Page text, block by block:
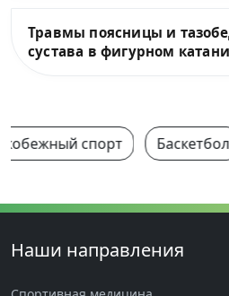
Травмы поясницы и
сустава в фигурном
спорт Баскетбол
Наши направления